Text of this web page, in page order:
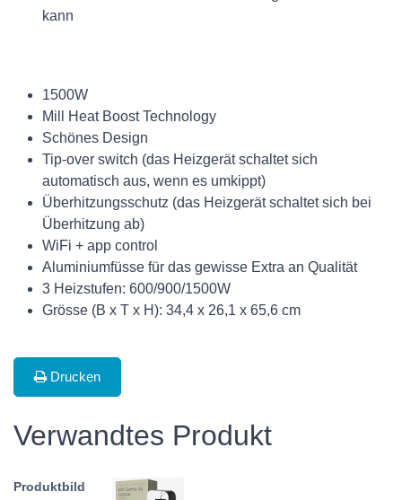
kann
1500W
Mill Heat Boost Technology
Schönes Design
Tip-over switch (das Heizgerät schaltet sich
automatisch aus, wenn es umkippt)
Überhitzungsschutz (das Heizgerät schaltet sich bei
Überhitzung ab)
WiFi + app control
Aluminiumfüsse für das gewisse Extra an Qualität
3 Heizstufen: 600/900/1500W
Grösse (B x T x H): 34,4 x 26,1 x 65,6 cm
Drucken
Verwandtes Produkt